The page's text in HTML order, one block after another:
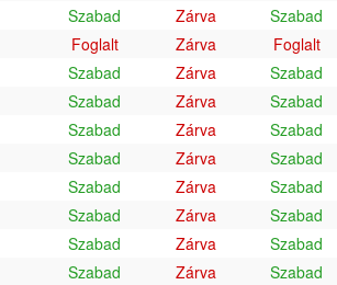
Szabad Zárva
Szabad
Foglalt Zárva
Foglalt
Szabad Zárva
Szabad
Szabad Zárva
Szabad
Szabad Zárva
Szabad
Szabad Zárva
Szabad
Szabad Zárva
Szabad
Szabad Zárva
Szabad
Szabad Zárva
Szabad
Szabad Zárva
Szabad